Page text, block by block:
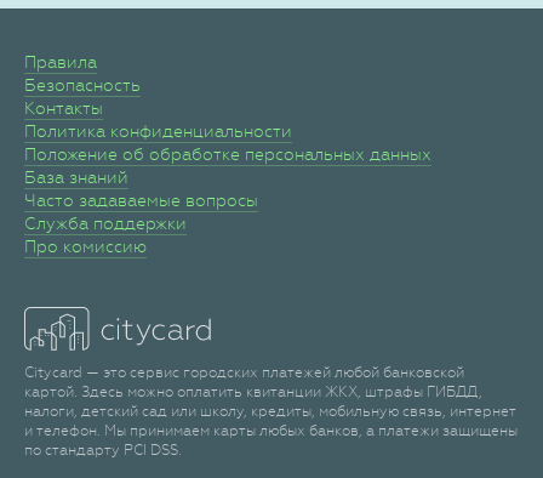
Правила
Безопасность
Контакты
Политика конфиденциальности
Положение об обработке персональных данных
База знаний
Часто задаваемые вопросы
Служба поддержки
Про комиссию
Citycard — это сервис городских платежей любой банковской
картой. Здесь можно оплатить квитанции ЖКХ, штрафы ГИБДД,
налоги, детский сад или школу, кредиты, мобильную связь, интернет
и телефон. Мы принимаем карты любых банков, а платежи защищены
по стандарту PCI DSS.